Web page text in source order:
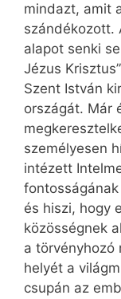
mindazt, amit
szándékozott.
alapot senki
Jézus
Szent István
országát. Már
személyesen
intézett
és hiszi, hogy
közösségnek
a törvényhozó
helyét a
csupán az